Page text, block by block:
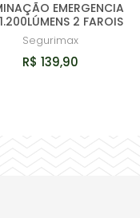
EMERGENCIA
2 FAROIS
Segurimax
R$ 139,90